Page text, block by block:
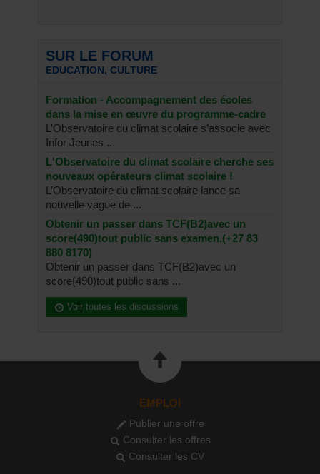
SUR LE FORUM
EDUCATION, CULTURE
Formation - Accompagnement des écoles
dans la mise en œuvre du programme-cadre
L’Observatoire du climat scolaire s’associe avec
Infor Jeunes ...
L'Observatoire du climat scolaire cherche ses
nouveaux opérateurs climat scolaire !
L’Observatoire du climat scolaire lance sa
nouvelle vague de ...
Obtenir un passer dans TCF(B2)avec un
score(490)tout public sans examen.(+27 83
880 8170)
Obtenir un passer dans TCF(B2)avec un
score(490)tout public sans ...
Voir toutes les discussions
EMPLOI
Publier une offre
Consulter les offres
Consulter les CV